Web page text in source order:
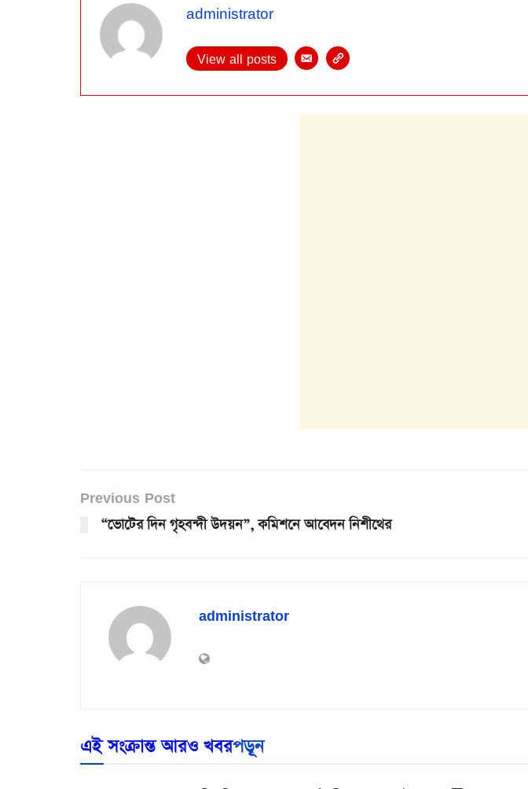
administrator
View all posts
Previous Post
“ভোটের দিন গৃহবন্দী উদয়ন”, কমিশনে আবেদন নিশীথের
administrator
এই সংক্রান্ত আরও খবরপড়ূন